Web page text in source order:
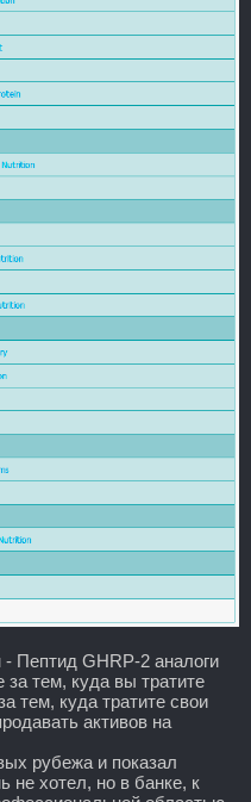
Пептид GHRP-2 аналоги
тем, куда вы тратите
тем, куда тратите свои
активов на
рубежа и показал
не хотел, но в банке, к